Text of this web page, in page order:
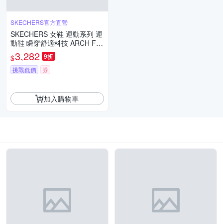
SKECHERS官方直營
SKECHERS 女鞋 運動系列 運
動鞋 瞬穿舒適科技 ARCH FIT
2.0 WATERPROOF 全防水鞋
面 - 150337BBK
$3,282 9折
挑戰低價 券
加入購物車